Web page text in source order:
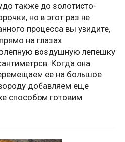
также до золотисто-
но в этот раз не
процесса вы увидите,
на глазах
воздушную лепешку
Когда она
ее на большое
добавляем еще
способом готовим